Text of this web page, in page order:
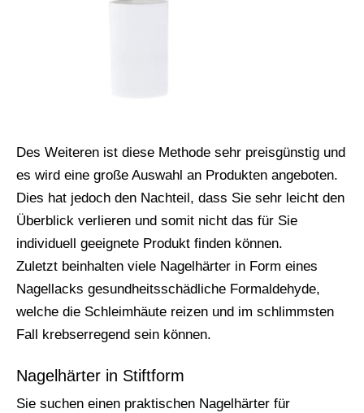
Des Weiteren ist diese Methode sehr preisgünstig und
es wird eine große Auswahl an Produkten angeboten.
Dies hat jedoch den Nachteil, dass Sie sehr leicht den
Überblick verlieren und somit nicht das für Sie
individuell geeignete Produkt finden können.
Zuletzt beinhalten viele Nagelhärter in Form eines
Nagellacks gesundheitsschädliche Formaldehyde,
welche die Schleimhäute reizen und im schlimmsten
Fall krebserregend sein können.
Nagelhärter in Stiftform
Sie suchen einen praktischen Nagelhärter für